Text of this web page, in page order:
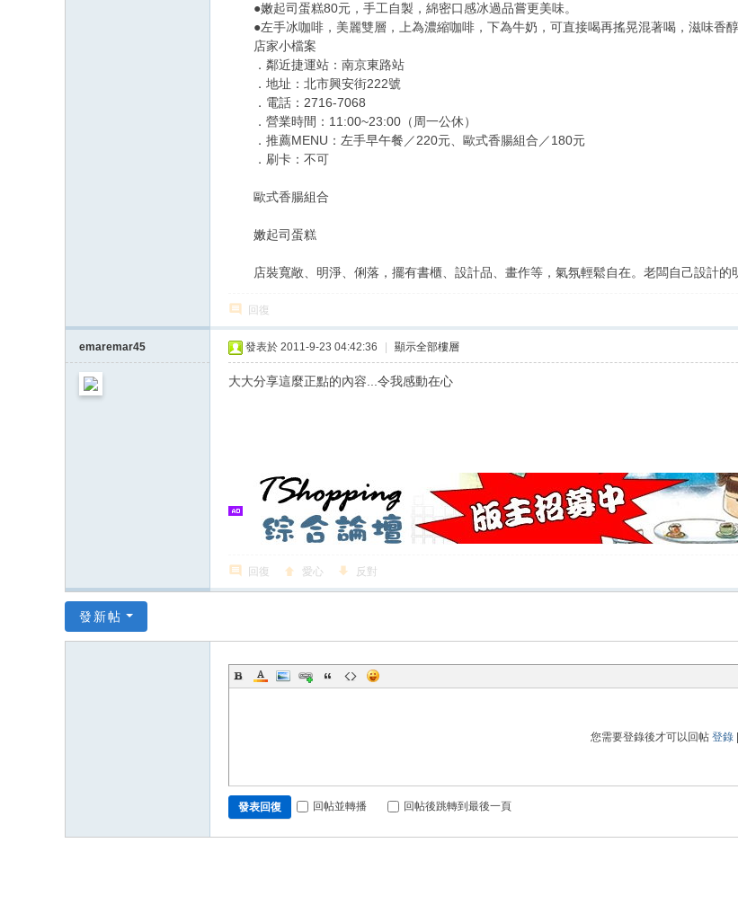
●嫩起司蛋糕80元，手工自製，綿密口感冰過品嘗更美味。
●左手冰咖啡，美麗雙層，上為濃縮咖啡，下為牛奶，可直接喝再搖晃混著喝，滋味香醇
店家小檔案
．鄰近捷運站：南京東路站
．地址：北市興安街222號
．電話：2716-7068
．營業時間：11:00~23:00（周一公休）
．推薦MENU：左手早午餐／220元、歐式香腸組合／180元
．刷卡：不可
歐式香腸組合
嫩起司蛋糕
店裝寬敞、明淨、俐落，擺有書櫃、設計品、畫作等，氣氛輕鬆自在。老闆自己設計的
回復
emaremar45 發表於 2011-9-23 04:42:36 顯示全部樓層
大大分享這麼正點的內容...令我感動在心
回復 愛心 反對
發新帖
您需要登錄後才可以回帖 登錄|
發表回復 回帖並轉播 回帖後跳轉到最後一頁